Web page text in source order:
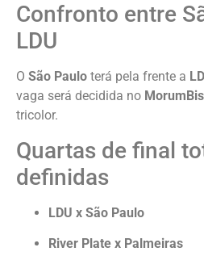
Confronto entre
LDU
O São Paulo terá pela frente a
vaga será decidida no MorumBis
tricolor.
Quartas de final
definidas
LDU x São Paulo
River Plate x Palmeiras